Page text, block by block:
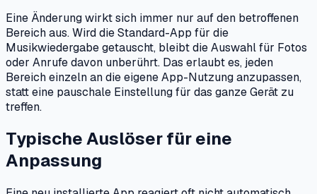
Eine Änderung wirkt sich immer nur auf den betroffenen
Bereich aus. Wird die Standard-App für die
Musikwiedergabe getauscht, bleibt die Auswahl für Fotos
oder Anrufe davon unberührt. Das erlaubt es, jeden
Bereich einzeln an die eigene App-Nutzung anzupassen,
statt eine pauschale Einstellung für das ganze Gerät zu
treffen.
Typische Auslöser für eine
Anpassung